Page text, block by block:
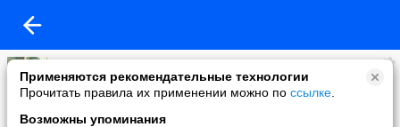
Применяются рекомендательные технологии
Прочитать правила их применении можно по ссылке
Возможны упоминания
AMI
added a photo
16 Nov в 14:17